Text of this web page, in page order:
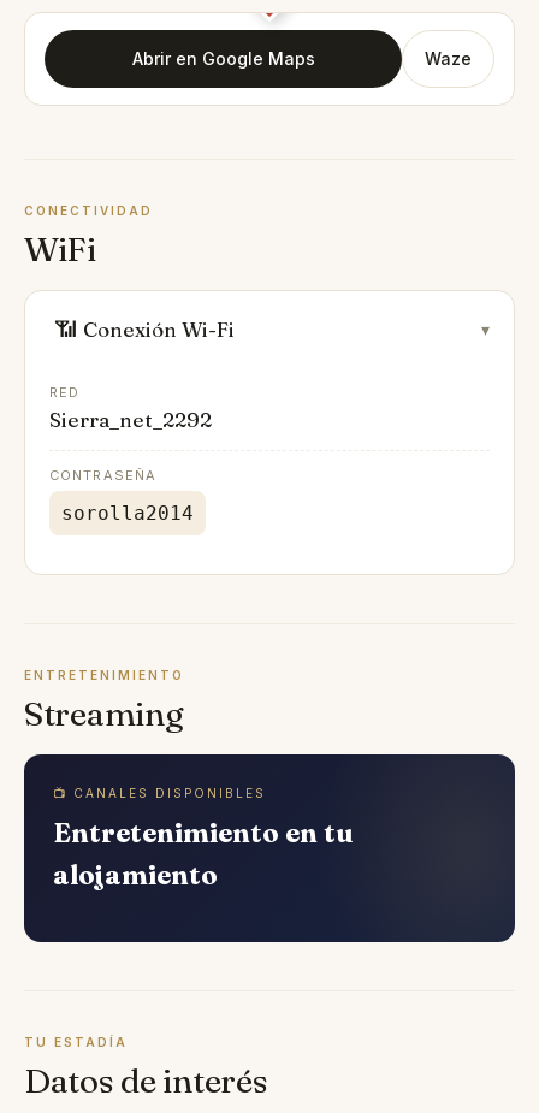
Abrir en Google Maps Waze
CONECTIVIDAD
WiFi
📶 Conexión Wi-Fi ▾
RED
Sierra_net_2292
CONTRASEÑA
sorolla2014
ENTRETENIMIENTO
Streaming
📺 CANALES DISPONIBLES
Entretenimiento en tu
alojamiento
TU ESTADÍA
Datos de interés